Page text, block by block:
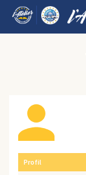
Profil